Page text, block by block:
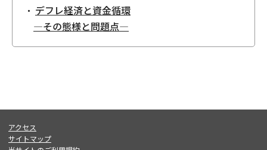
デフレ経済と資金循環
―その態様と問題点―
アクセス
サイトマップ